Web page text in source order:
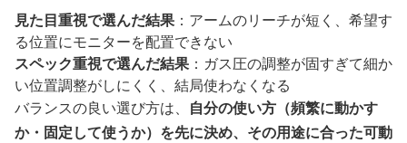
見た目重視で選んだ結果 ：アームのリーチが短く、希望す
る位置にモニターを配置できない
スペック重視で選んだ結果 ：ガス圧の調整が固すぎて細か
い位置調整がしにくく、結局使わなくなる
バランスの良い選び方は、 自分の使い方（頻繁に動かす
か・固定して使うか）を先に決め、その用途に合った可動